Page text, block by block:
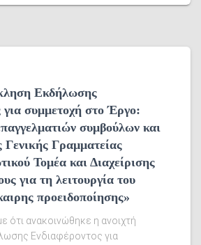
Εκδήλωσης
για συμμετοχή στο Έργο:
συμβούλων και
Γραμματείας
Τομέα και Διαχείρισης
για τη λειτουργία του
προειδοποίησης»
ότι ανακοινώθηκε η ανοιχτή
Ενδιαφέροντος για